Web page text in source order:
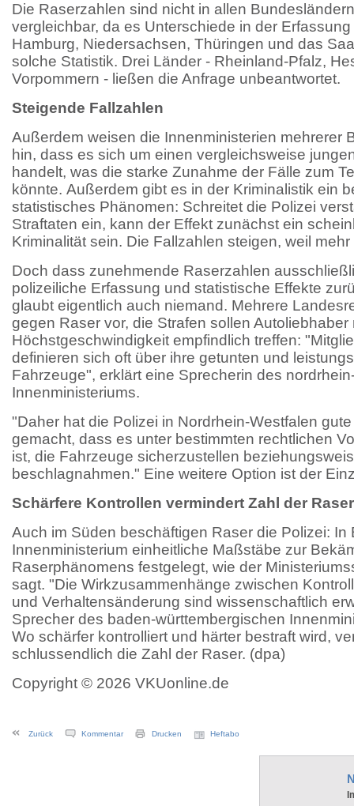
Die Raserzahlen sind nicht in allen
vergleichbar, da es Unterschiede in der
Hamburg, Niedersachsen, Thüringen und das
solche Statistik. Drei Länder - Rheinland-Pfalz,
Vorpommern - ließen die Anfrage unbeantwortet.
Steigende Fallzahlen
Außerdem weisen die Innenministerien mehrerer
hin, dass es sich um einen vergleichsweise
handelt, was die starke Zunahme der Fälle zum
könnte. Außerdem gibt es in der Kriminalistik ein
statistisches Phänomen: Schreitet die Polizei
Straftaten ein, kann der Effekt zunächst ein
Kriminalität sein. Die Fallzahlen steigen, weil mehr
Doch dass zunehmende Raserzahlen
polizeiliche Erfassung und statistische Effekte
glaubt eigentlich auch niemand. Mehrere
gegen Raser vor, die Strafen sollen Autoliebhaber
Höchstgeschwindigkeit empfindlich treffen:
definieren sich oft über ihre getunten und
Fahrzeuge", erklärt eine Sprecherin des
Innenministeriums.
"Daher hat die Polizei in Nordrhein-Westfalen
gemacht, dass es unter bestimmten rechtlichen
ist, die Fahrzeuge sicherzustellen
beschlagnahmen." Eine weitere Option ist der
Schärfere Kontrollen vermindert Zahl der Raser
Auch im Süden beschäftigen Raser die Polizei: In
Innenministerium einheitliche Maßstäbe zur
Raserphänomens festgelegt, wie der
sagt. "Die Wirkzusammenhänge zwischen
und Verhaltensänderung sind wissenschaftlich
Sprecher des baden-württembergischen
Wo schärfer kontrolliert und härter bestraft wird,
schlussendlich die Zahl der Raser. (dpa)
Copyright © 2026 VKUonline.de
Zurück Kommentar Drucken Heftabo